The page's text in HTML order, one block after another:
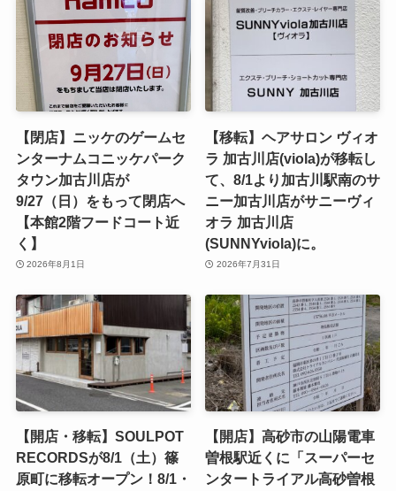
【閉店】ニッケのゲームセ
ンターナムコニッケパーク
タウン加古川店が
9/27（日）をもって閉店へ
【本館2階フードコート近
く】
2026年8月1日
【移転】ヘアサロン ヴィオ
ラ 加古川店(viola)が移転し
て、8/1より加古川駅南のサ
ニー加古川店がサニーヴィ
オラ 加古川店
(SUNNYviola)に。
2026年7月31日
【開店・移転】SOULPOT
RECORDSが8/1（土）篠
原町に移転オープン！8/1・
【開店】高砂市の山陽電車
曽根駅近くに「スーパーセ
ンタートライアル高砂曽根